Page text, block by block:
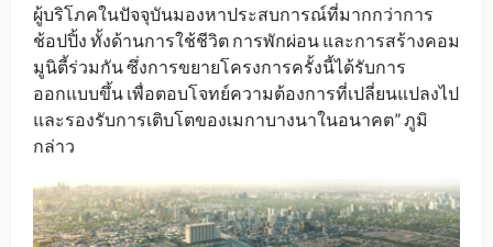
ผู้บริโภคในปัจจุบันมองหาประสบการณ์ที่มากกว่าการ
ช้อปปิ้ง ทั้งด้านการใช้ชีวิต การพักผ่อน และการสร้างคอม
มูนิตี้ร่วมกัน ซึ่งการขยายโครงการครั้งนี้ได้รับการ
ออกแบบขึ้น เพื่อตอบโจทย์ความต้องการที่เปลี่ยนแปลงไป
และรองรับการเติบโตของเมกาบางนาในอนาคต” ภูมิ
กล่าว